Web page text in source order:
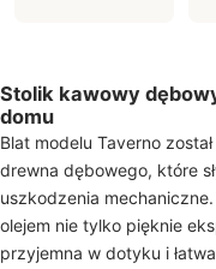
Stolik kawowy
domu
Blat modelu Taverno
drewna dębowego, które
uszkodzenia
olejem nie tylko pięknie
przyjemna w dotyku i